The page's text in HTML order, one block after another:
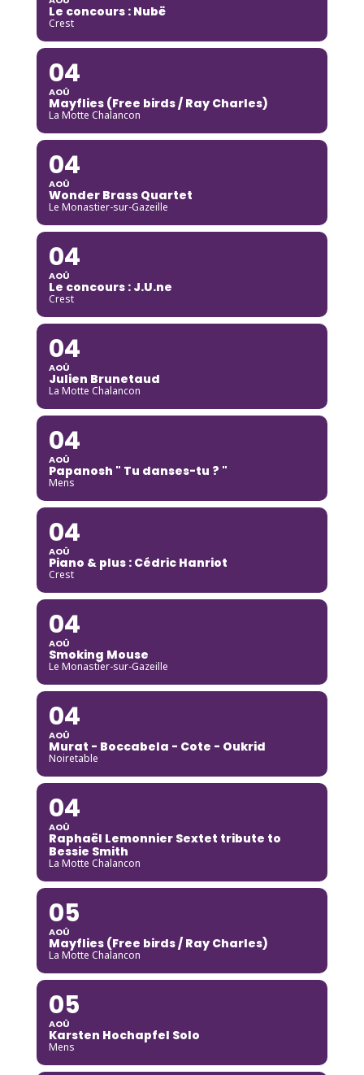
Le concours : Nubë
Crest
04
AOÛ
Mayflies (Free birds / Ray Charles)
La Motte Chalancon
04
AOÛ
Wonder Brass Quartet
Le Monastier-sur-Gazeille
04
AOÛ
Le concours : J.U.ne
Crest
04
AOÛ
Julien Brunetaud
La Motte Chalancon
04
AOÛ
Papanosh " Tu danses-tu ? "
Mens
04
AOÛ
Piano & plus : Cédric Hanriot
Crest
04
AOÛ
Smoking Mouse
Le Monastier-sur-Gazeille
04
AOÛ
Murat - Boccabela - Cote - Oukrid
Noiretable
04
AOÛ
Raphaël Lemonnier Sextet tribute to
Bessie Smith
La Motte Chalancon
05
AOÛ
Mayflies (Free birds / Ray Charles)
La Motte Chalancon
05
AOÛ
Karsten Hochapfel Solo
Mens